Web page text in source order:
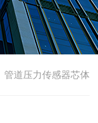
管道压力传感器芯体